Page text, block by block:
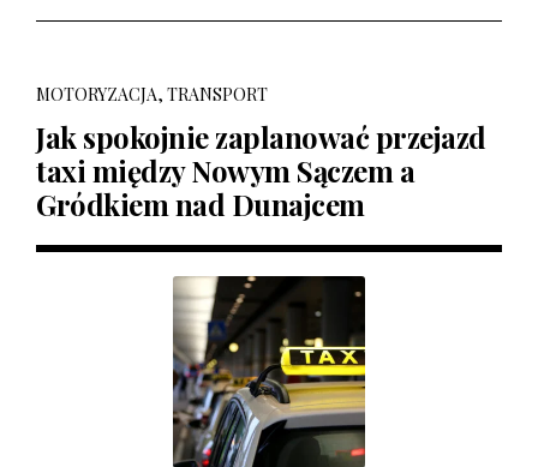
MOTORYZACJA, TRANSPORT
Jak spokojnie zaplanować przejazd
taxi między Nowym Sączem a
Gródkiem nad Dunajcem